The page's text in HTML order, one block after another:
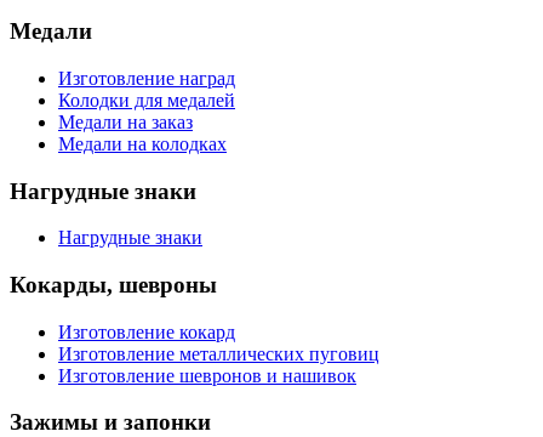
Медали
Изготовление наград
Колодки для медалей
Медали на заказ
Медали на колодках
Нагрудные знаки
Нагрудные знаки
Кокарды, шевроны
Изготовление кокард
Изготовление металлических пуговиц
Изготовление шевронов и нашивок
Зажимы и запонки